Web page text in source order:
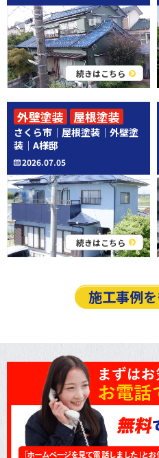
続きはこちら
さくら市｜屋根塗装｜外壁塗
装｜A様邸
2026.07.05
続きはこちら
外壁塗装 屋根塗装
施工事例